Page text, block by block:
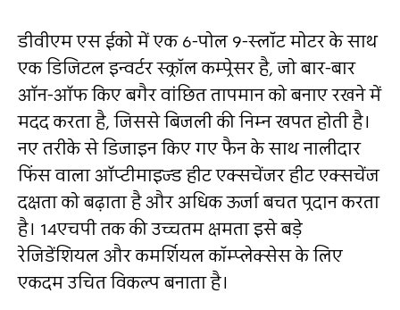
डीवीएम एस ईको में एक 6-पोल 9-स्‍लॉट मोटर के साथ
एक डिजिटल इन्‍वर्टर स्‍क्रॉल कम्‍प्रेसर है, जो बार-बार
ऑन-ऑफ किए बगैर वांछित तापमान को बनाए रखने में
मदद करता है, जिससे बिजली की निम्‍न खपत होती है।
नए तरीके से डिजाइन किए गए फैन के साथ नालीदार
फिंस वाला ऑप्‍टीमाइज्‍ड हीट एक्‍सचेंजर हीट एक्‍सचेंज
दक्षता को बढ़ाता है और अधिक ऊर्जा बचत प्रदान करता
है। 14एचपी तक की उच्‍चतम क्षमता इसे बड़े
रेजिडेंशियल और कमर्शियल कॉम्‍प्‍लेक्‍सेस के लिए
एकदम उचित विकल्‍प बनाता है।